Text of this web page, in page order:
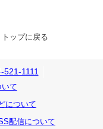
トップに戻る
521-1111
て
について
配信について